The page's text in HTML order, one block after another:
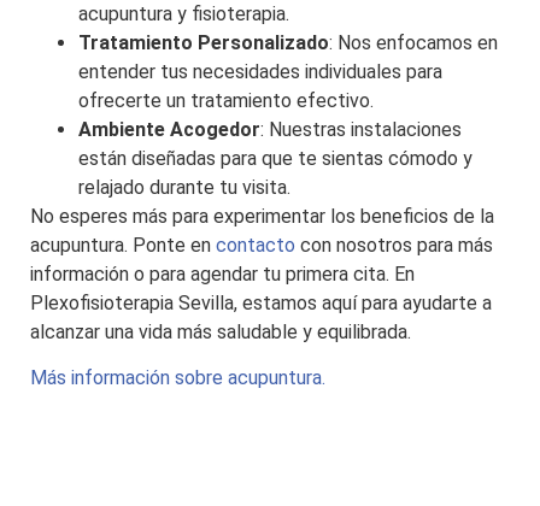
acupuntura y fisioterapia.
Tratamiento Personalizado: Nos enfocamos en
entender tus necesidades individuales para
ofrecerte un tratamiento efectivo.
Ambiente Acogedor: Nuestras instalaciones
están diseñadas para que te sientas cómodo y
relajado durante tu visita.
No esperes más para experimentar los beneficios de la
acupuntura. Ponte en contacto con nosotros para más
información o para agendar tu primera cita. En
Plexofisioterapia Sevilla, estamos aquí para ayudarte a
alcanzar una vida más saludable y equilibrada.
Más información sobre acupuntura.